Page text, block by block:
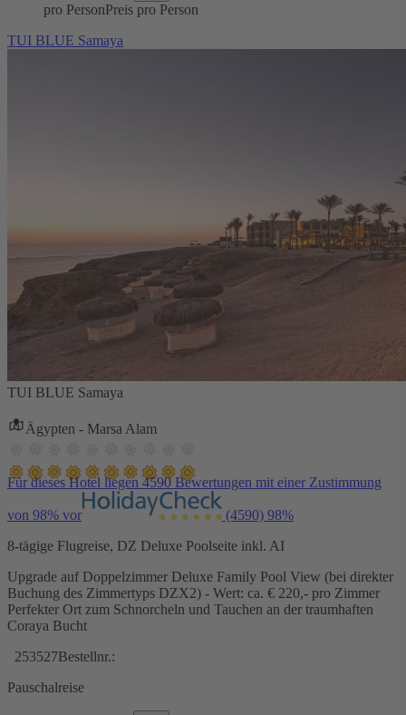
pro PersonPreis pro Person
TUI BLUE Samaya
TUI BLUE Samaya
Ägypten - Marsa Alam
Für dieses Hotel liegen 4590 Bewertungen mit einer Zustimmung
von 98% vor (4590) 98%
8-tägige Flugreise, DZ Deluxe Poolseite inkl. AI
Upgrade auf Doppelzimmer Deluxe Family Pool View (bei direkter
Buchung des Zimmertyps DZX2) - Wert: ca. € 220,- pro Zimmer
Perfekter Ort zum Schnorcheln und Tauchen an der traumhaften
Coraya Bucht
253527Bestellnr.:
Pauschalreise